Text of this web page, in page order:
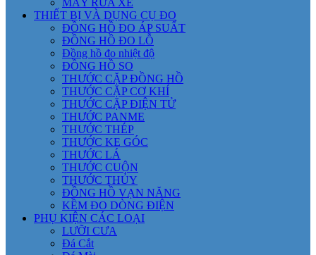
MÁY RỬA XE
THIẾT BỊ VÀ DỤNG CỤ ĐO
ĐỒNG HỒ ĐO ÁP SUẤT
ĐỒNG HỒ ĐO LỖ
Đồng hồ đo nhiệt độ
ĐỒNG HỒ SO
THƯỚC CẶP ĐỒNG HỒ
THƯỚC CẶP CƠ KHÍ
THƯỚC CẶP ĐIỆN TỬ
THƯỚC PANME
THƯỚC THÉP
THƯỚC KE GÓC
THƯỚC LÁ
THƯỚC CUỘN
THƯỚC THỦY
ĐỒNG HỒ VẠN NĂNG
KỀM ĐO DÒNG ĐIỆN
PHỤ KIỆN CÁC LOẠI
LƯỠI CƯA
Đá Cắt